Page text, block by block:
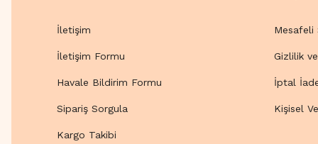
İletişim
İletişim Formu
Havale Bildirim Formu
Sipariş Sorgula
Kargo Takibi
Mesafeli
Gizlilik
İptal
Kişisel